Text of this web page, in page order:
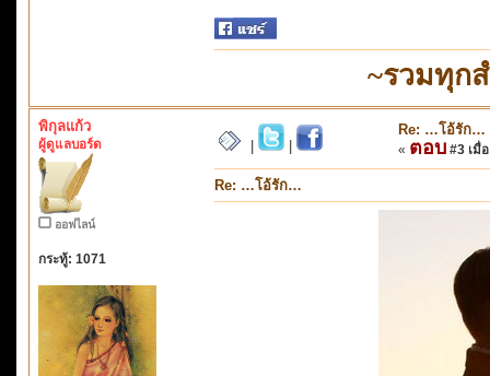
~รวมทุก
พิกุลแก้ว
ผู้ดูแลบอร์ด
ออฟไลน์
กระทู้: 1071
Re: …โอ้รัก…
« ตอบ #3 เมื่
Re: …โอ้รัก…